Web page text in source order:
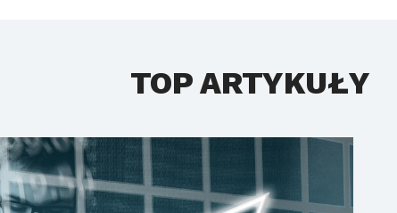
TOP ARTYKUŁY